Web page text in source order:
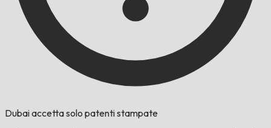
Dubai accetta solo patenti stampate